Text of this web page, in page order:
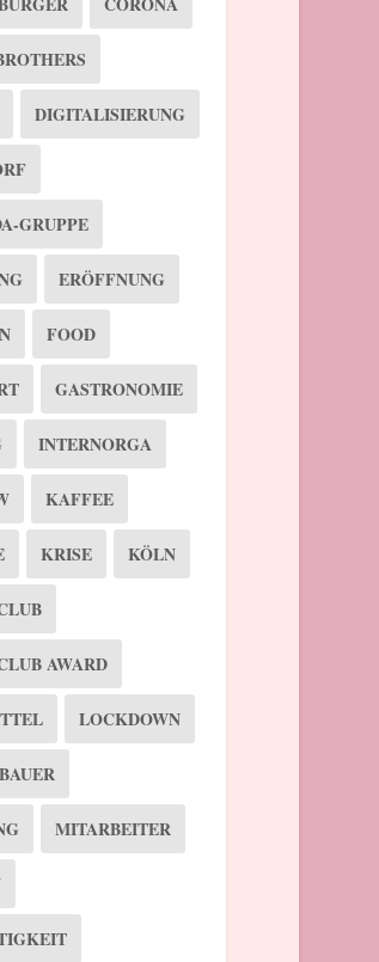
DIGITALISIERUNG
GRUPPE
ERÖFFNUNG
FOOD
GASTRONOMIE
INTERNORGA
KAFFEE
KRISE KÖLN
AWARD
LOCKDOWN
MITARBEITER